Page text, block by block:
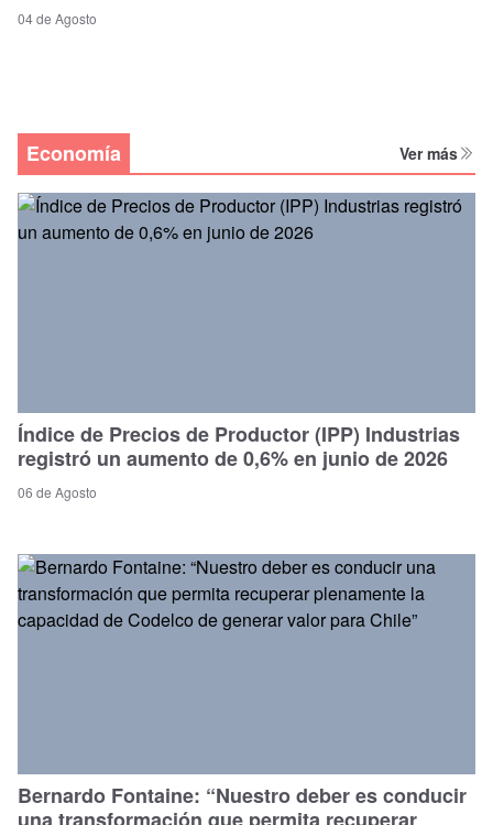
04 de Agosto
Economía Ver más
Índice de Precios de Productor (IPP) Industrias
registró un aumento de 0,6% en junio de 2026
06 de Agosto
Bernardo Fontaine: “Nuestro deber es conducir